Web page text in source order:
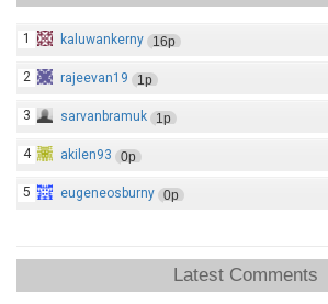
1 kaluwankerny 16p
2 rajeevan19 1p
3 sarvanbramuk 1p
4 akilen93 0p
5 eugeneosburny 0p
Latest Comments